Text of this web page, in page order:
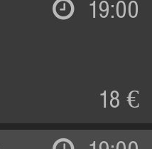
19:00
18 €